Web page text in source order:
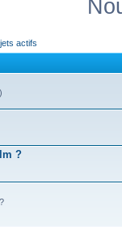
actifs
?